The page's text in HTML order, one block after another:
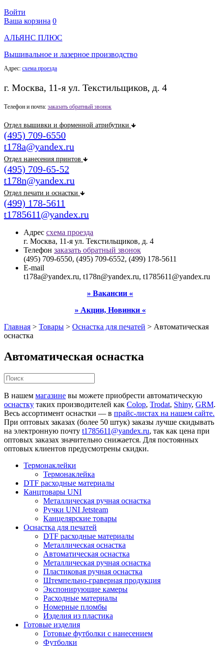
Войти
Ваша корзина 0
АЛЬЯНС ПЛЮС
Вышивальное и лазерное производство
Адрес: схема проезда
г. Москва, 11-я ул. Текстильщиков, д. 4
Телефон и почта: заказать обратный звонок
Отдел вышивки и форменной атрибутики
(495) 709-6550
t178a@yandex.ru
Отдел нанесения принтов
(495) 709-65-52
t178n@yandex.ru
Отдел печати и оснастки
(499) 178-5611
t1785611@yandex.ru
Адрес схема проезда
г. Москва, 11-я ул. Текстильщиков, д. 4
Телефон заказать обратный звонок
(495) 709-6550, (495) 709-6552, (499) 178-5611
E-mail
t178a@yandex.ru, t178n@yandex.ru, t1785611@yandex.ru
» Вакансии «
» Акции, Новинки «
Главная > Товары > Оснастка для печатей > Автоматическая
оснастка
Автоматическая оснастка
В нашем магазине вы можете приобрести автоматическую
оснастку таких производителей как Colop, Trodat, Shiny, GRM.
Весь ассортимент оснастки — в прайс-листах на нашем сайте.
При оптовых заказах (более 50 штук) заказы лучше скидывать
на электронную почту t1785611@yandex.ru, так как цена при
оптовых заказах значительно снижается. Для постоянных
оптовых клиентов предусмотрены скидки.
Термонаклейки
Термонаклейка
DTF расходные материалы
Канцтовары UNI
Металлическая ручная оснастка
Ручки UNI Jetsteam
Канцелярские товары
Оснастка для печатей
DTF расходные материалы
Металлическая оснастка
Автоматическая оснастка
Металлическая ручная оснастка
Пластиковая ручная оснастка
Штемпельно-граверная продукция
Экспонирующие камеры
Расходные материалы
Номерные пломбы
Изделия из пластика
Готовые изделия
Готовые футболки с нанесением
Футболки